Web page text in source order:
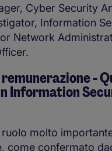
Cyber Security
Information
Network
-
Information
molto
come confermato